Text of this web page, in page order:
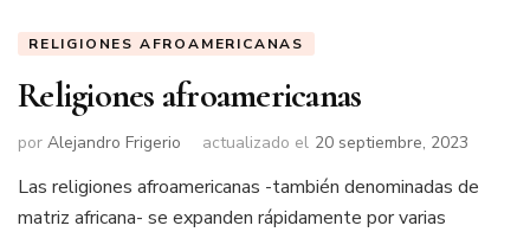
RELIGIONES AFROAMERICANAS
Religiones afroamericanas
por Alejandro Frigerio actualizado el 20 septiembre, 2023
Las religiones afroamericanas -también denominadas de
matriz africana- se expanden rápidamente por varias